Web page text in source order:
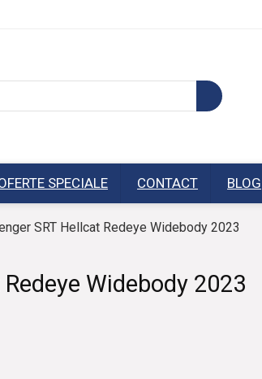
SPECIALE CONTACT BLOG
SRT Hellcat Redeye Widebody 2023
Widebody 2023